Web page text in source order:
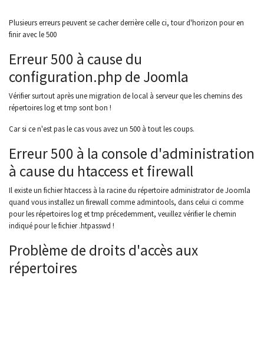
Plusieurs erreurs peuvent se cacher derrière celle ci, tour d'horizon pour en
finir avec le 500
Erreur 500 à cause du
configuration.php de Joomla
Vérifier surtout après une migration de local à serveur que les chemins des
répertoires log et tmp sont bon !
Car si ce n'est pas le cas vous avez un 500 à tout les coups.
Erreur 500 à la console d'administration
à cause du htaccess et firewall
Il existe un fichier htaccess à la racine du répertoire administrator de Joomla
quand vous installez un firewall comme admintools, dans celui ci comme
pour les répertoires log et tmp précedemment, veuillez vérifier le chemin
indiqué pour le fichier .htpasswd !
Problème de droits d'accès aux
répertoires